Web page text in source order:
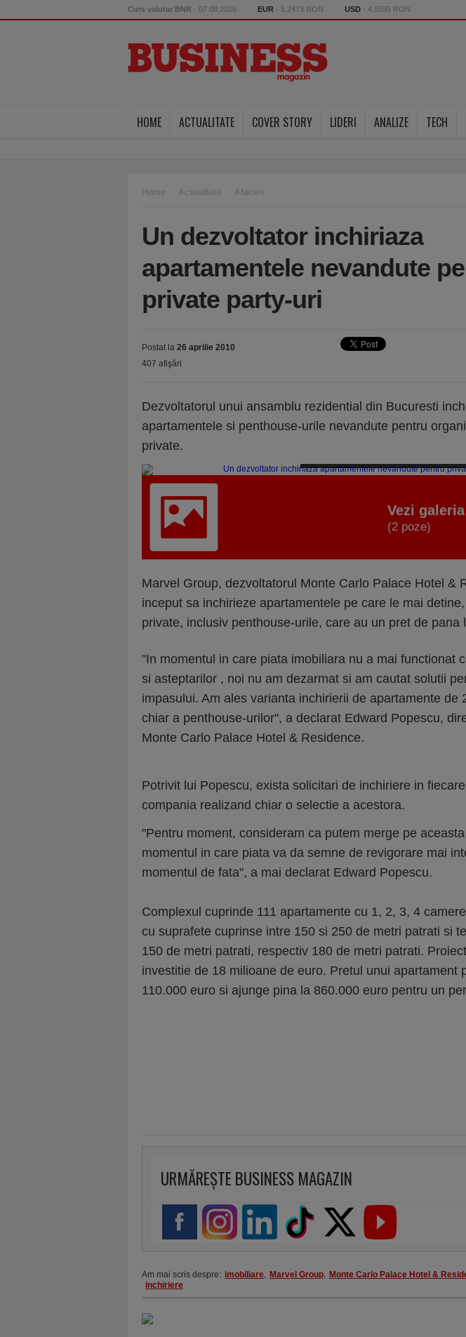
Curs valutar BNR - 07.08.2026 EUR - 5.2473 RON USD - 4.5595 RON
HOME ACTUALITATE COVER STORY LIDERI ANALIZE TECH
Home Actualitate Afaceri
Un dezvoltator inchiriaza
apartamentele nevandute
private party-uri
Postat la 26 aprilie 2010
407 afişări
Dezvoltatorul unui ansamblu rezidential din Bucuresti
apartamentele si penthouse-urile nevandute pentru
private.
Vezi
(2 poze)
Marvel Group, dezvoltatorul Monte Carlo Palace Hotel &
inceput sa inchirieze apartamentele pe care le mai
private, inclusiv penthouse-urile, care au un pret de pana
"In momentul in care piata imobiliara nu a mai functionat
si asteptarilor , noi nu am dezarmat si am cautat solutii
impasului. Am ales varianta inchirierii de apartamente de
chiar a penthouse-urilor", a declarat Edward Popescu,
Monte Carlo Palace Hotel & Residence.
Potrivit lui Popescu, exista solicitari de inchiriere in
compania realizand chiar o selectie a acestora.
"Pentru moment, consideram ca putem merge pe
momentul in care piata va da semne de revigorare mai
momentul de fata", a mai declarat Edward Popescu.
Complexul cuprinde 111 apartamente cu 1, 2, 3, 4
cu suprafete cuprinse intre 150 si 250 de metri patrati si
150 de metri patrati, respectiv 180 de metri patrati.
investitie de 18 milioane de euro. Pretul unui apartament
110.000 euro si ajunge pina la 860.000 euro pentru un
URMĂREȘTE BUSINESS MAGAZIN
Am mai scris despre: imobiliare, Marvel Group, Monte Carlo Palace Hotel &
inchiriere